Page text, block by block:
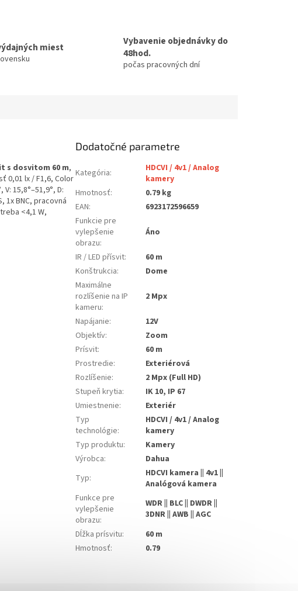
miest
Vybavenie objednávky do
48hod.
počas pracovných dní
s dosvitom 60 m,
0,01 lx / F1,6, Color
15,8°–51,9°, D:
1x BNC, pracovná
<4,1 W,
Dodatočné parametre
Kategória:
HDCVI / 4v1 / Analog
kamery
Hmotnosť:
0.79 kg
EAN:
6923172596659
Funkcie pre
vylepšenie
obrazu:
Áno
IR / LED přísvit:
60 m
Konštrukcia:
Dome
Maximálne
rozlíšenie na IP
kameru:
2 Mpx
Napájanie:
12V
Objektív:
Zoom
Prísvit:
60 m
Prostredie:
Exteriérová
Rozlíšenie:
2 Mpx (Full HD)
Stupeň krytia:
IK 10, IP 67
Umiestnenie:
Exteriér
Typ
technológie:
HDCVI / 4v1 / Analog
kamery
Typ produktu:
Kamery
Výrobca:
Dahua
Typ:
HDCVI kamera || 4v1 ||
Analógová kamera
Funkce pre
vylepšenie
obrazu:
WDR || BLC || DWDR ||
3DNR || AWB || AGC
Dĺžka prísvitu:
60 m
Hmotnosť: 0.79